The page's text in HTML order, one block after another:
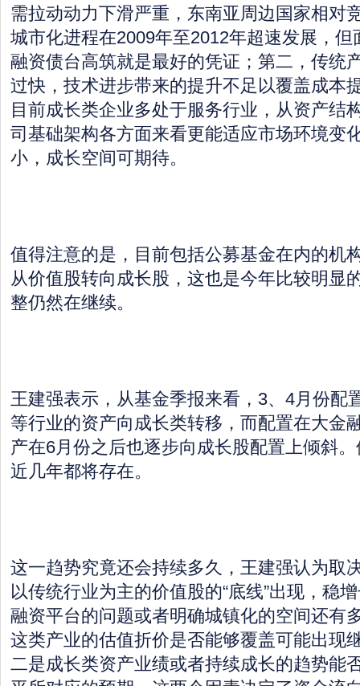
需拉动动力下滑严重，东南亚周边国家相对
城市化进程在2009年至2012年超速发展，
融资债台高筑就是最好的凭证；第二，传统
过快，技术进步带来的提升不足以覆盖成本
目前成长类企业多处于服务行业，从资产结
司基础架构各方面来看更能适应市场环境变
小，成长空间可期待。
值得注意的是，目前包括公募基金在内的机
从价值股转向成长股，这也是今年比较明显
整仍然在继续。
王建强表示，从基金季报来看，3、4月份配
等行业的资产向成长类转移，而配置在大金
产在6月份之后也逐步向成长股配置上倾斜
近几年都将存在。
这一趋势究竟还会持续多久，王建强认为取
以传统行业为主的价值股的“底线”出现，稳
融资平台的问题或者明确城镇化的空间还有
这类产业的估值折价是否能够覆盖可能出现
二是成长类资产业绩或者持续成长的趋势能